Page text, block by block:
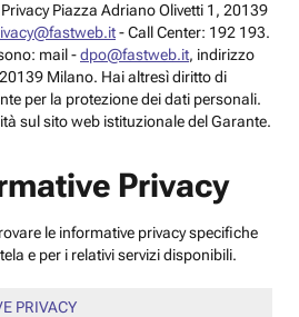
Piazza Adriano Olivetti 1, 20139
- Call Center: 192 193.
mail -dpo@fastweb.it, indirizzo
Milano. Hai altresì diritto di
per la protezione dei dati personali.
sul sito web istituzionale del Garante.
Privacy
le informative privacy specifiche
e per i relativi servizi disponibili.
PRIVACY